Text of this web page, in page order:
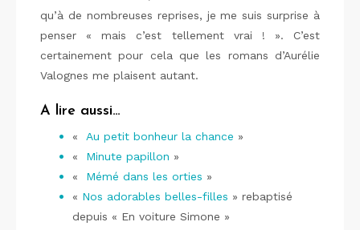
qu’à de nombreuses reprises, je me suis surprise à
penser « mais c’est tellement vrai ! ». C’est
certainement pour cela que les romans d’Aurélie
Valognes me plaisent autant.
A lire aussi…
« Au petit bonheur la chance »
« Minute papillon »
«
Mémé dans les orties »
« Nos adorables belles-filles » rebaptisé
depuis « En voiture Simone »